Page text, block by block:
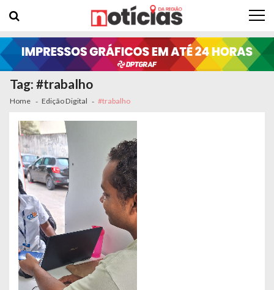
Tag: #trabalho
Home Edição Digital #trabalho